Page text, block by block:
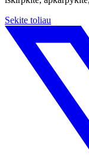
Sekite toliau